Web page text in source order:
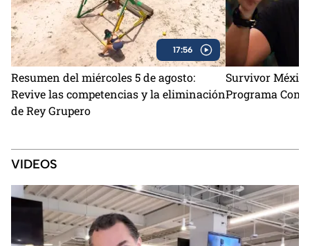
17:56
Resumen del miércoles 5 de agosto:
Revive las competencias y la eliminación
de Rey Grupero
Survivor
Programa
VIDEOS